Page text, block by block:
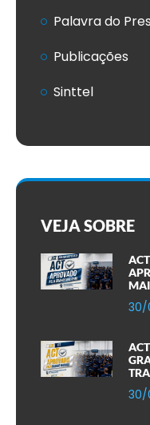
Palavra do
Publicações
Sinttel
VEJA SOBRE
30/
30/